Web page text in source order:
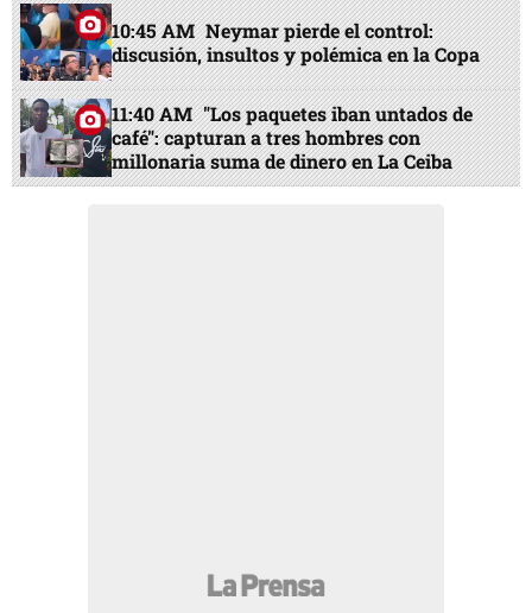
10:45 AM Neymar pierde el control:
discusión, insultos y polémica en la Copa
11:40 AM "Los paquetes iban untados de
café": capturan a tres hombres con
millonaria suma de dinero en La Ceiba